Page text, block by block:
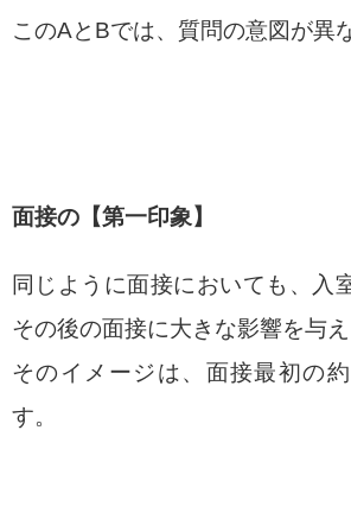
このAとBでは、質問の意図が異
面接の【第一印象】
同じように面接においても、入
その後の面接に大きな影響を与え
そのイメージは、面接最初の
す。